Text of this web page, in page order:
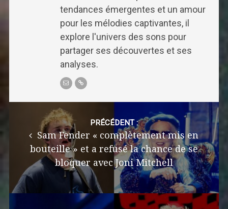
tendances émergentes et un amour
pour les mélodies captivantes, il
explore l'univers des sons pour
partager ses découvertes et ses
analyses.
navigation
PRÉCÉDENT :
Sam Fender « complètement mis en
bouteille » et a refusé la chance de se
bloquer avec Joni Mitchell